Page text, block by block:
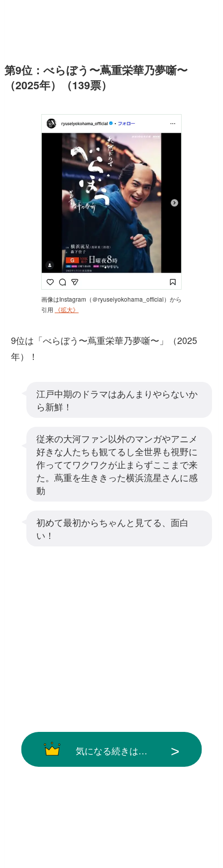
第9位：べらぼう〜蔦重栄華乃夢噺〜
（2025年）（139票）
画像はInstagram（＠ryuseiyokohama_official）から
引用
《拡大》
9位は「べらぼう〜蔦重栄華乃夢噺〜」（2025
年）！
江戸中期のドラマはあんまりやらないか
ら新鮮！
従来の大河ファン以外のマンガやアニメ
好きな人たちも観てるし全世界も視野に
作っててワクワクが止まらずここまで来
た。蔦重を生ききった横浜流星さんに感
動
初めて最初からちゃんと見てる、面白
い！
気になる続きは…